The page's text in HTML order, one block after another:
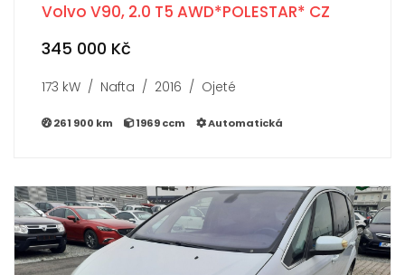
Volvo V90, 2.0 T5 AWD*POLESTAR* CZ
345 000 Kč
173 kW / Nafta / 2016 / Ojeté
261 900 km 1969 ccm Automatická